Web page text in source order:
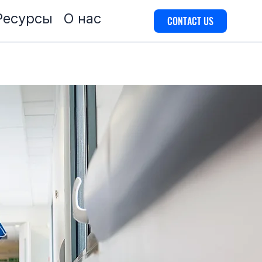
О нас CONTACT US